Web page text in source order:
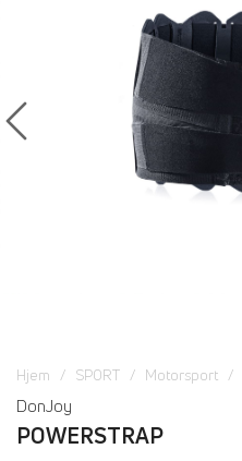
Hjem SPORT Motorsport
DonJoy
POWERSTRAP